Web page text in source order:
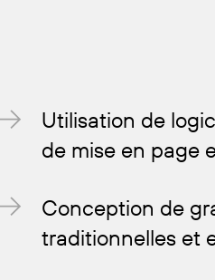
Utilisation de
de mise en page
Conception de
traditionnelles et